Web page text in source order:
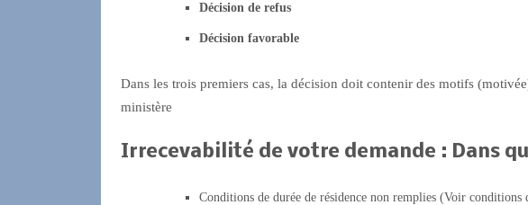
Décision de refus
Décision favorable
Dans les trois premiers cas, la décision doit contenir des motifs
ministère
Irrecevabilité de votre demande : Dans
Conditions de durée de résidence non remplies (Voir conditions